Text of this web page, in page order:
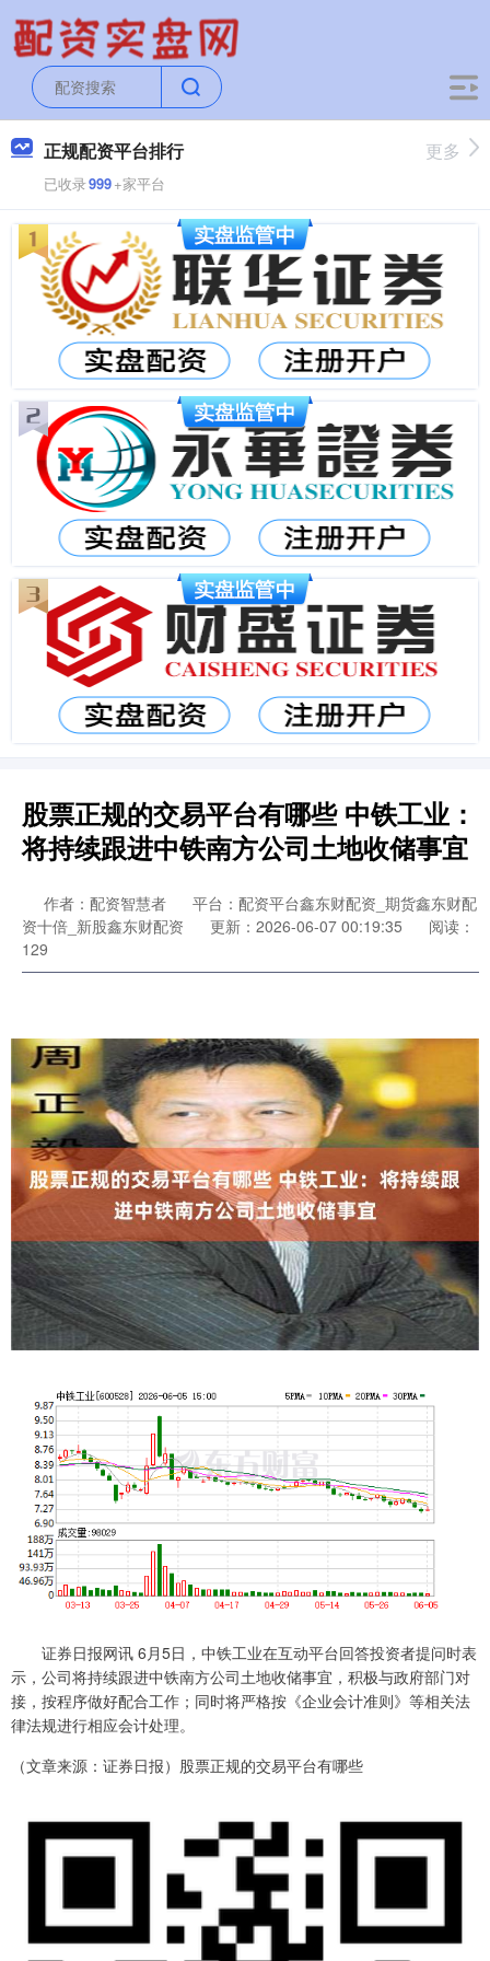
正规配资平台排行
已收录999+家平台
更多
股票正规的交易平台有哪些 中铁工业：
将持续跟进中铁南方公司土地收储事宜
作者：配资智慧者
平台：配资平台鑫东财配资_期货鑫东财配
资十倍_新股鑫东财配资
更新：2026-06-07 00:19:35
阅读：
129
证券日报网讯 6月5日，中铁工业在互动平台回答投资者提问时表
示，公司将持续跟进中铁南方公司土地收储事宜，积极与政府部门对
接，按程序做好配合工作；同时将严格按《企业会计准则》等相关法
律法规进行相应会计处理。
（文章来源：证券日报）股票正规的交易平台有哪些